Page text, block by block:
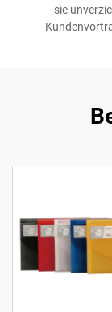
sie